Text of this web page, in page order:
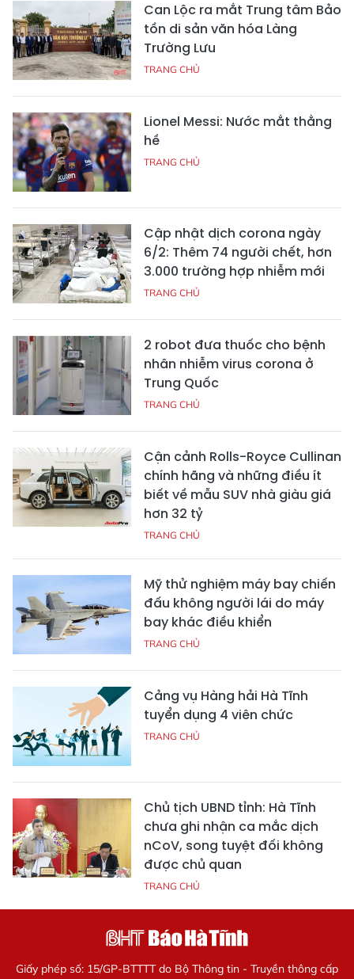
Can Lộc ra mắt Trung tâm Bảo
tồn di sản văn hóa Làng
Trường Lưu
TRANG CHỦ
Lionel Messi: Nước mắt thằng
hề
TRANG CHỦ
Cập nhật dịch corona ngày
6/2: Thêm 74 người chết, hơn
3.000 trường hợp nhiễm mới
TRANG CHỦ
2 robot đưa thuốc cho bệnh
nhân nhiễm virus corona ở
Trung Quốc
TRANG CHỦ
Cận cảnh Rolls-Royce Cullinan
chính hãng và những điều ít
biết về mẫu SUV nhà giàu giá
hơn 32 tỷ
TRANG CHỦ
Mỹ thử nghiệm máy bay chiến
đấu không người lái do máy
bay khác điều khiển
TRANG CHỦ
Cảng vụ Hàng hải Hà Tĩnh
tuyển dụng 4 viên chức
TRANG CHỦ
Chủ tịch UBND tỉnh: Hà Tĩnh
chưa ghi nhận ca mắc dịch
nCoV, song tuyệt đối không
được chủ quan
TRANG CHỦ
Giấy phép số: 15/GP-BTTTT do Bộ Thông tin - Truyền thông cấp